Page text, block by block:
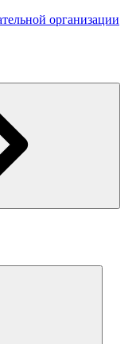
организации